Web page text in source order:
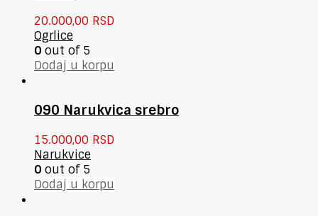
20.000,00 RSD
Ogrlice
0 out of 5
Dodaj u korpu
090 Narukvica srebro
15.000,00 RSD
Narukvice
0 out of 5
Dodaj u korpu